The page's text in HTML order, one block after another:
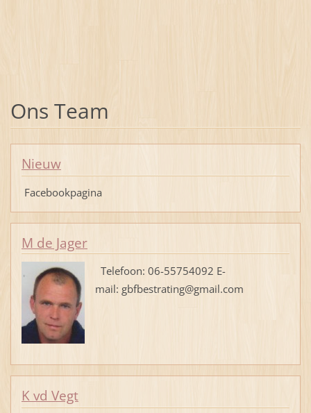
Ons Team
Nieuw
Facebookpagina
M de Jager
Telefoon: 06-55754092 E-
mail: gbfbestrating@gmail.com
K vd Vegt